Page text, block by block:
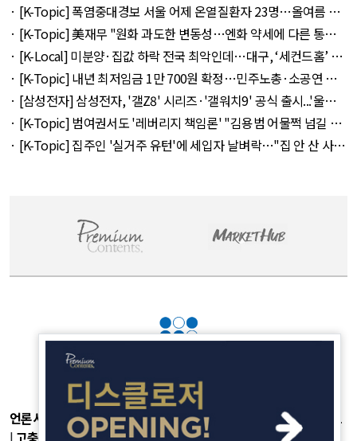
· [K-Topic] 폭염중대경보 서울 어제 온열질환자 23명…올여름 최
다 외 33건 - August 5, 2026
· [K-Topic] 美재무 "원화 과도한 변동성…엔화 약세에 다른 통화
뒤따를 것" 외 50건 - August 5, 2026
· [K-Local] 미분양·집값 하락 전국 최악인데…대구, ‘세컨드홈’ 특
례서 빠졌다 외 11건 - August 5, 2026
· [K-Topic] 내년 최저임금 1만 700원 확정…민주노총·소공연 이
의 불수용 외 44건 - August 5, 2026
· [삼성전자] 삼성전자, '갤Z8' 시리즈·'갤워치9' 공식 출시...'울트
라' 257만 7300원 외 51건 - August 6, 2026
· [K-Topic] 범여권서도 '레버리지 책임론' "김용범 어물쩍 넘길 수
없어" 외 50건 - August 5, 2026
· [K-Topic] 집주인 '실거주 유턴'에 세입자 날벼락…"집 안 산 사람
언론사소개 |개인정보취급방침|광고후원 부가서비스|기사제보
| 고충처리 |청소년보호정책